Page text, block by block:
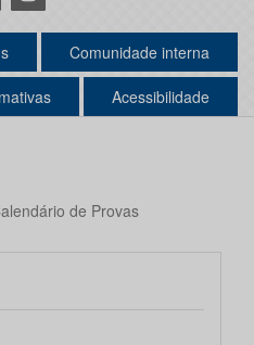
Comunidade interna
Acessibilidade
de Provas